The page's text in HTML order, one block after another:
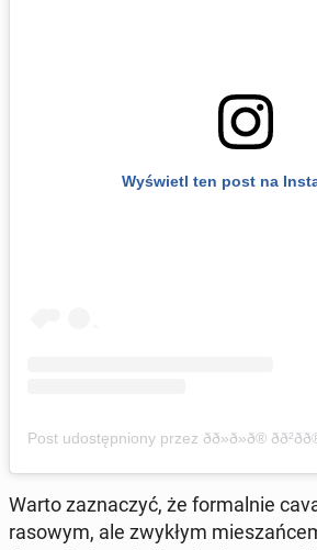
Wy­świetl ten post na
Warto za­zna­czyć, że for­mal­nie
rasowym, ale zwykłym